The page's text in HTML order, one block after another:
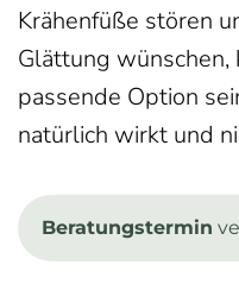
Krähenfüße stören
Glättung
passende Option
natürlich wirkt und
Beratungstermin